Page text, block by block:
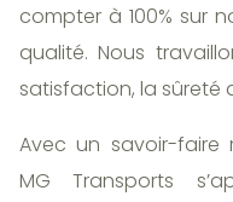
compter à 100% sur
qualité. Nous
satisfaction, la sûreté
Avec un savoir-faire
MG Transports